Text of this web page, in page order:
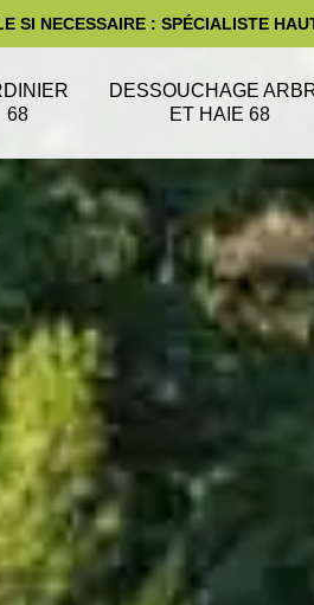
SI NECESSAIRE : SPÉCIALISTE
68
DESSOUCHAGE
ET HAIE 68